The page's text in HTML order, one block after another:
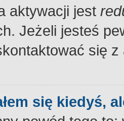
aktywacji jest
Jeżeli jesteś
się
się kiedyś,